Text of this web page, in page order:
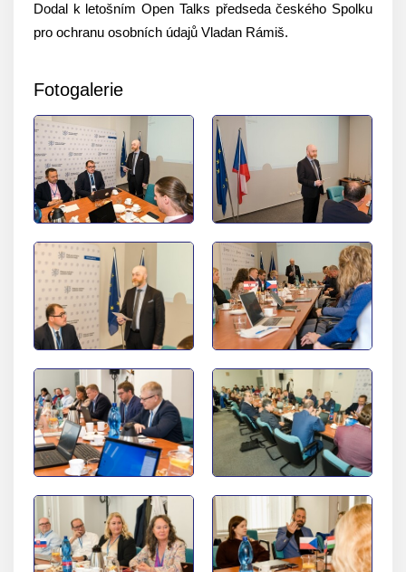
Dodal k letošním Open Talks předseda českého Spolku
pro ochranu osobních údajů Vladan Rámiš.
Fotogalerie